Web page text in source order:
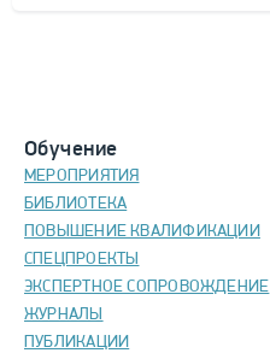
Обучение
МЕРОПРИЯТИЯ
БИБЛИОТЕКА
ПОВЫШЕНИЕ КВАЛИФИКАЦИИ
СПЕЦПРОЕКТЫ
ЭКСПЕРТНОЕ СОПРОВОЖДЕНИЕ
ЖУРНАЛЫ
ПУБЛИКАЦИИ